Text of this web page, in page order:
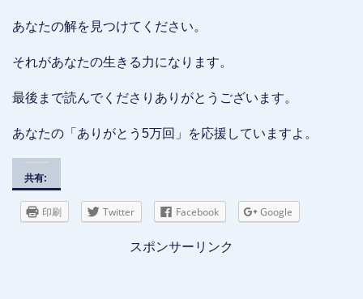
あなたの解を見つけてください。
それがあなたの生きる力になります。
最後まで読んでくださりありがとうございます。
あなたの「ありがとう5万回」を応援していますよ。
共有:
印刷 Twitter Facebook Google
スポンサーリンク